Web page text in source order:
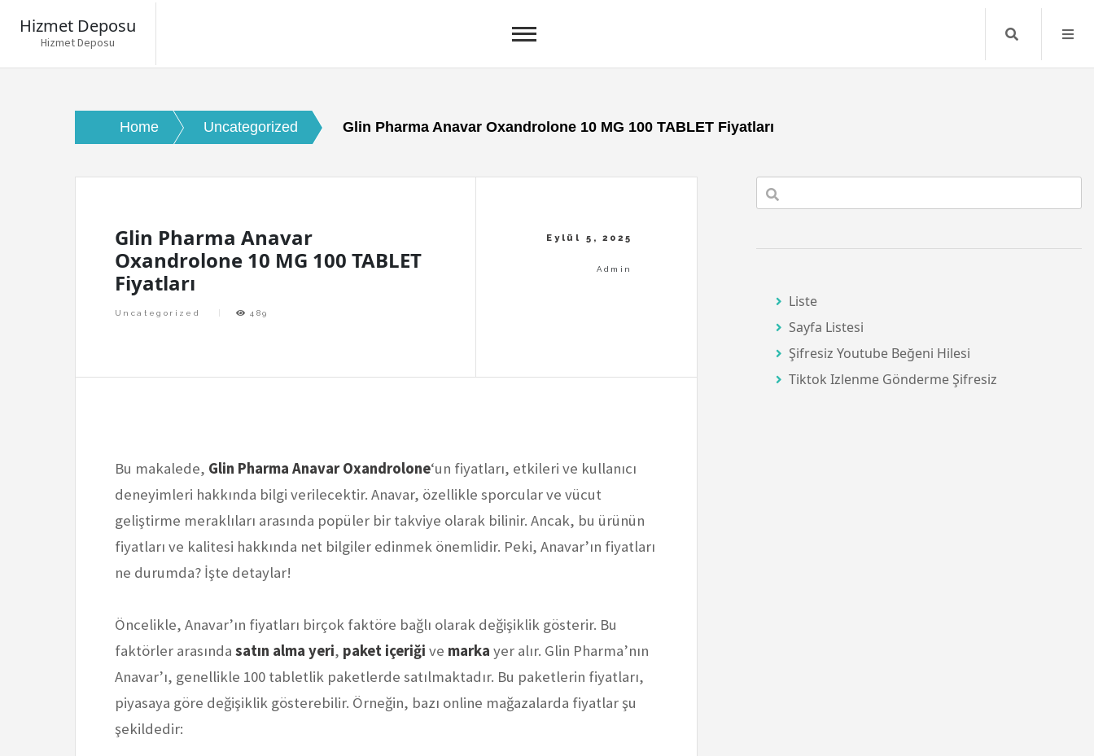
Hizmet Deposu
Hizmet Deposu Search
Home Uncategorized Glin Pharma Anavar Oxandrolone 10 MG 100 TABLET Fiyatları
Glin Pharma Anavar
Oxandrolone 10 MG 100 TABLET
Fiyatları
Uncategorized 489
Bu makalede, Glin Pharma Anavar Oxandrolone‘un fiyatları, etkileri ve kullanıcı
deneyimleri hakkında bilgi verilecektir. Anavar, özellikle sporcular ve vücut
geliştirme meraklıları arasında popüler bir takviye olarak bilinir. Ancak, bu ürünün
fiyatları ve kalitesi hakkında net bilgiler edinmek önemlidir. Peki, Anavar’ın fiyatları
ne durumda? İşte detaylar!
Öncelikle, Anavar’ın fiyatları birçok faktöre bağlı olarak değişiklik gösterir. Bu
faktörler arasında satın alma yeri, paket içeriği ve marka yer alır. Glin Pharma’nın
Anavar’ı, genellikle 100 tabletlik paketlerde satılmaktadır. Bu paketlerin fiyatları,
piyasaya göre değişiklik gösterebilir. Örneğin, bazı online mağazalarda fiyatlar şu
şekildedir:
Liste
Sayfa Listesi
Şifresiz Youtube Beğeni Hilesi
Tiktok Izlenme Gönderme Şifresiz